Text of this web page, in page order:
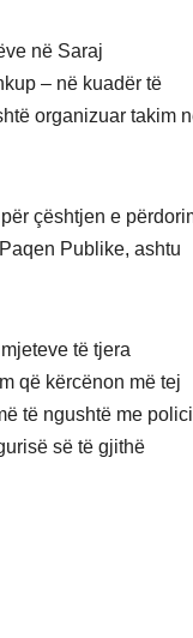
në Saraj
– në kuadër të
organizuar takim
çështjen e
Publike, ashtu
të tjera
që kërcënon më tej
të ngushtë me
së të gjithë